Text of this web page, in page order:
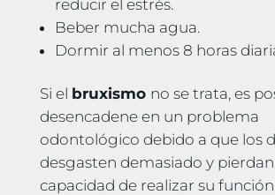
reducir el estrés.
Beber mucha agua.
Dormir al menos 8 horas
Si el bruxismo no se trata, es
desencadene en un problema
odontológico debido a que los
desgasten demasiado y
capacidad de realizar su